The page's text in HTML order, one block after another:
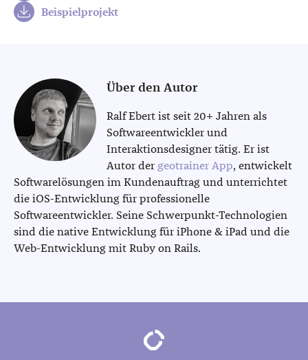
Beispielprojekt
Über den Autor
Ralf Ebert ist seit 20+ Jahren als
Softwareentwickler und
Interaktionsdesigner tätig. Er ist
Autor der geotrainer App, entwickelt
Softwarelösungen im Kundenauftrag und unterrichtet
die iOS-Entwicklung für professionelle
Softwareentwickler. Seine Schwerpunkt-Technologien
sind die native Entwicklung für iPhone & iPad und die
Web-Entwicklung mit Ruby on Rails.